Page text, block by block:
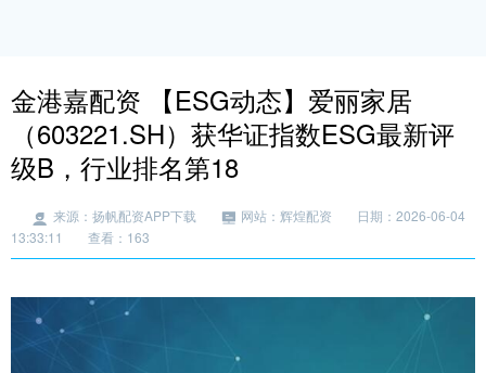
金港嘉配资 【ESG动态】爱丽家居
（603221.SH）获华证指数ESG最新评
级B，行业排名第18
来源：扬帆配资APP下载 网站：辉煌配资
日期：2026-06-04
13:33:11
查看：163